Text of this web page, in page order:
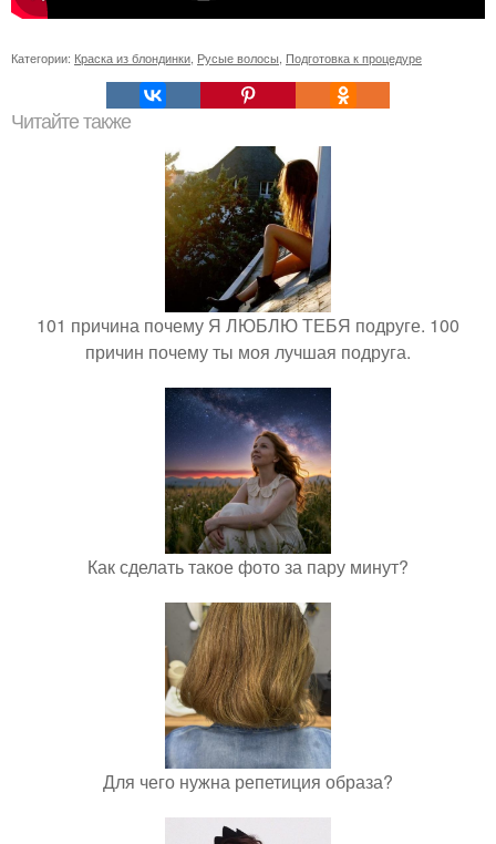
Категории: Краска из блондинки Русые волосы Подготовка к процедуре
Читайте также
101 причина почему Я ЛЮБЛЮ ТЕБЯ подруге. 100
причин почему ты моя лучшая подруга.
Как сделать такое фото за пару минут?
Для чего нужна репетиция образа?